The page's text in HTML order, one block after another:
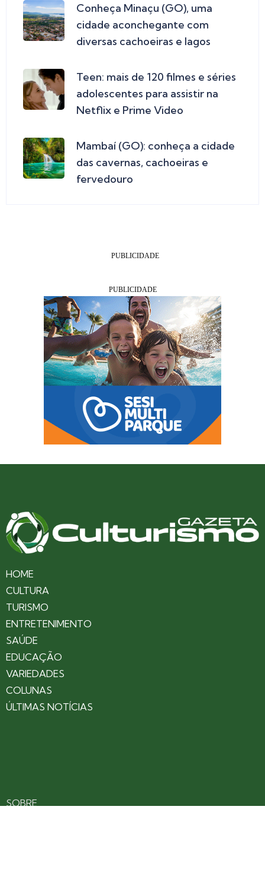
Conheça Minaçu (GO), uma
cidade aconchegante com
diversas cachoeiras e lagos
Teen: mais de 120 filmes e séries
adolescentes para assistir na
Netflix e Prime Video
Mambaí (GO): conheça a cidade
das cavernas, cachoeiras e
fervedouro
HOME
CULTURA
TURISMO
ENTRETENIMENTO
SAÚDE
EDUCAÇÃO
VARIEDADES
COLUNAS
ÚLTIMAS NOTÍCIAS
SOBRE